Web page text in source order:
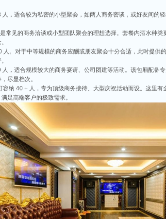
ktv会所排名
不仅拥有现代的音响设备和豪华的装修，还有专业的调酒师和
和小吃，确保你和朋友的聚会充满乐趣。
人，适合较为私密的小型聚会，如两人商务密谈，或好友间的
常见的商务洽谈或小型团队聚会的理想选择。套餐内酒水种
人。对于中等规模的商务应酬或朋友聚会十分合适，此时提
人，适合规模较大的商务宴请、公司团建等活动。该包厢配备
尽显档次。
容纳 40 + 人，专为顶级商务接待、大型庆祝活动而设。这里
足高端客户的极致需求。